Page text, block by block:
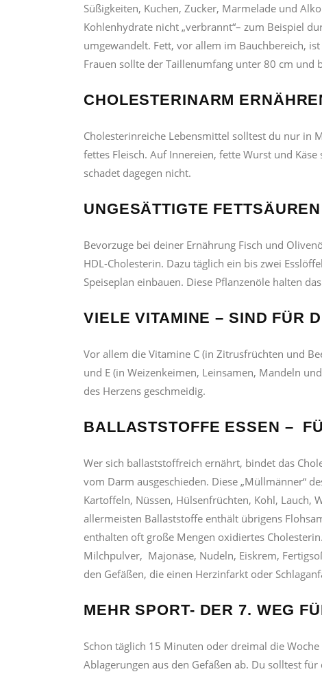
Süßigkeiten, Kuchen, Zucker, Marmelade und
Kohlenhydrate nicht „verbrannt“– zum Beispiel
umgewandelt. Fett, vor allem im Bauchbereich,
Frauen sollte der Taillenumfang unter 80 cm und
CHOLESTERINARM
Cholesterinreiche Lebensmittel solltest du nur in
fettes Fleisch. Auf Innereien, fette Wurst und
schadet dagegen nicht.
UNGESÄTTIGTE
Bevorzuge bei deiner Ernährung Fisch und
HDL-Cholesterin. Dazu täglich ein bis zwei
Speiseplan einbauen. Diese Pflanzenöle halten
VIELE VITAMINE – SIND FÜR
Vor allem die Vitamine C (in Zitrusfrüchten und
und E (in Weizenkeimen, Leinsamen, Mandeln
des Herzens geschmeidig.
BALLASTSTOFFE ESSEN –
Wer sich ballaststoffreich ernährt, bindet das
vom Darm ausgeschieden. Diese „Müllmänner“
Kartoffeln, Nüssen, Hülsenfrüchten, Kohl, Lauch,
allermeisten Ballaststoffe enthält übrigens
enthalten oft große Mengen oxidiertes
Milchpulver, Majonäse, Nudeln, Eiskrem,
den Gefäßen, die einen Herzinfarkt oder
MEHR SPORT- DER 7. WEG
Schon täglich 15 Minuten oder dreimal die
Ablagerungen aus den Gefäßen ab. Du solltest